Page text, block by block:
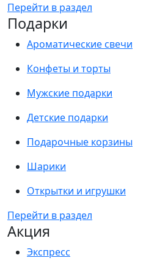
Перейти в раздел
Подарки
Ароматические свечи
Конфеты и торты
Мужские подарки
Детские подарки
Подарочные корзины
Шарики
Открытки и игрушки
Перейти в раздел
Акция
Экспресс